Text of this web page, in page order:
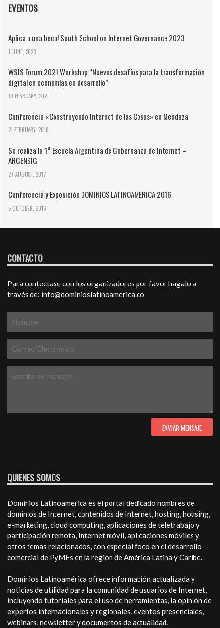
EVENTOS
Aplica a una beca! South School on Internet Governance 2023
1 JUNE, 2023
WSIS Forum 2021 Workshop “Nuevos desafíos para la transformación
digital en economías en desarrollo”
19 FEBRUARY, 2021
Conferencia «Construyendo Internet de las Cosas» en Mendoza
21 FEBRUARY, 2018
Se realiza la 1° Escuela Argentina de Gobernanza de Internet –
ARGENSIG
27 AUGUST, 2017
Conferencia y Exposición DOMINIOS LATINOAMERICA 2016
5 OCTOBER, 2016
CONTACTO
Para contectase con los organizadores por favor hagalo a
través de: info@dominioslatinoamerica.co
QUIENES SOMOS
Dominios Latinoamérica es el portal dedicado nombres de
dominios de Internet, contenidos de Internet, hosting, housing,
e-marketing, cloud computing, aplicaciones de teletrabajo y
participación remota, Internet móvil, aplicaciones móviles y
otros temas relacionados, con especial foco en el desarrollo
comercial de PyMEs en la región de América Latina y Caribe.
Dominios Latinoamérica ofrece información actualizada y
noticias de utilidad para la comunidad de usuarios de Internet,
incluyendo tutoriales para el uso de herramientas, la opinión de
expertos internacionales y regionales, eventos presenciales,
webinars, newsletter y documentos de actualidad.